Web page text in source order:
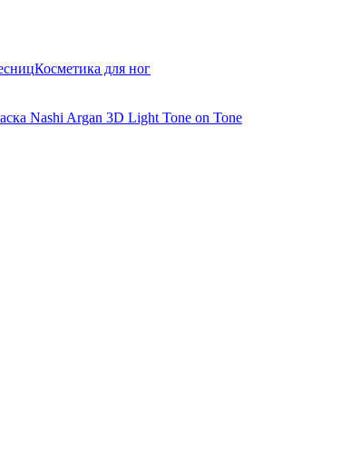
Косметика для ног
Nashi Argan 3D Light Tone on Tone